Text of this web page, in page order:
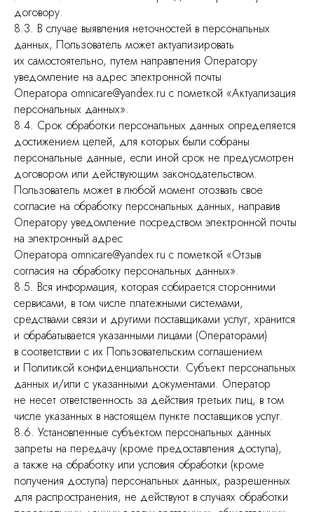
договору.
8.3. В случае выявления неточностей в персональных
данных, Пользователь может актуализировать
их самостоятельно, путем направления Оператору
уведомление на адрес электронной почты
Оператора omnicare@yandex.ru с пометкой «Актуализация
персональных данных».
8.4. Срок обработки персональных данных определяется
достижением целей, для которых были собраны
персональные данные, если иной срок не предусмотрен
договором или действующим законодательством.
Пользователь может в любой момент отозвать свое
согласие на обработку персональных данных, направив
Оператору уведомление посредством электронной почты
на электронный адрес
Оператора omnicare@yandex.ru с пометкой «Отзыв
согласия на обработку персональных данных».
8.5. Вся информация, которая собирается сторонними
сервисами, в том числе платежными системами,
средствами связи и другими поставщиками услуг, хранится
и обрабатывается указанными лицами (Операторами)
в соответствии с их Пользовательским соглашением
и Политикой конфиденциальности. Субъект персональных
данных и/или с указанными документами. Оператор
не несет ответственность за действия третьих лиц, в том
числе указанных в настоящем пункте поставщиков услуг.
8.6. Установленные субъектом персональных данных
запреты на передачу (кроме предоставления доступа),
а также на обработку или условия обработки (кроме
получения доступа) персональных данных, разрешенных
для распространения, не действуют в случаях обработки
ОМНИКЕР
НАВИГАЦИЯ
Услуги
Прайс
+7 (495) 988-80-
37
г. Москва, ул. Азовская, 15
TELEGRAM
КОНТАКТЫ
Врачи
О клинике
Рекомендации
Акции
Политика обработки персональных данных
@ОМНИКЕР 2026. Все права защищены
Реквизиты
Лицензия